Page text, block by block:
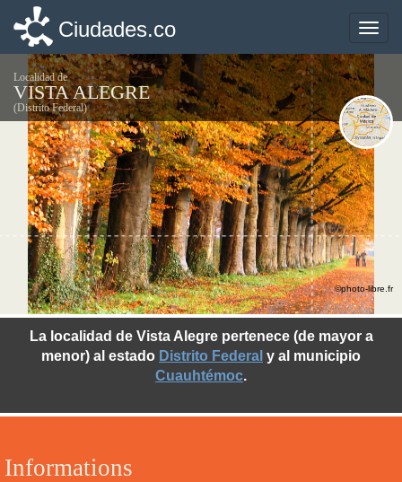
Toggle
Ciudades.co
Localidad de
VISTA ALEGRE
(Distrito Federal)
Informations
La localidad de Vista Alegre pertenece (de mayor a
menor) al estado Distrito Federal y al municipio
Cuauhtémoc.
©photo-libre.fr
Toggle
Ciudades.co